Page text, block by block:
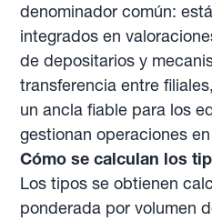
denominador común:
integrados en
de depositarios y
transferencia entre
un ancla fiable para los
gestionan operaciones
Cómo se calculan los
Los tipos se obtienen
ponderada por volumen